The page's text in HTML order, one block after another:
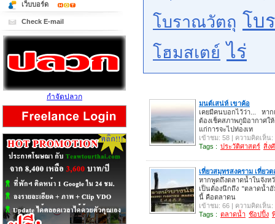
โบราณวัตถุ โบ
โฮมสเตย์ ไร่
มนต์เสน่ห์ เขาค้อ
เคยมีคนบอกไว้ว่า... หา
ต้องเช็คสภาพภูมิอากาศ
แก่การจะไปท่องเท
เข้าชม: 58 | ความคิดเห็น:
Tags : ประวัติศาสตร์ สิ่ง
เที่ยวสมุทรสงคราม เที่ยว
หากพูดถึงตลาดน้ำในจัง
เป็นต้องนึกถึง "ตลาดน้ำ
นี้ คือตลาดน
เข้าชม: 66 | ความคิดเห็น:
Tags : ตลาดน้ำ ช๊อปปิ้ง
เว็บบอร์ด
Check E-mail
กำจัดปลวก